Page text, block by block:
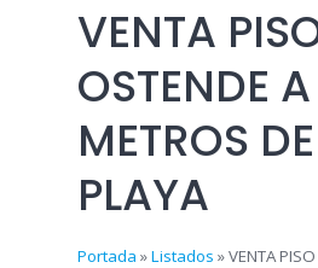
VENTA
OSTENDE
METROS
PLAYA
Portada »Listados »VENTA